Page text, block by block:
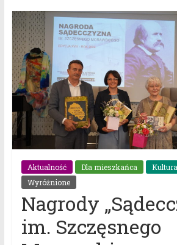
Aktualność Dla mieszkańca Kultura
Wyróżnione
Nagrody
im. Szczęsnego